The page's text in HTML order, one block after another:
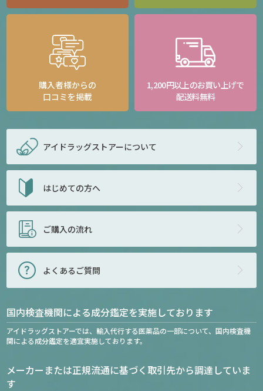
購入者様からの
口コミを掲載
1,200円以上のお買い上げで
配送料無料
アイドラッグストアーについて
はじめての方へ
ご購入の流れ
よくあるご質問
国内検査機関による成分鑑定を実施しております
アイドラッグストアーでは、輸入代行する医薬品の一部について、国内検査機
関による成分鑑定を適宜実施しております。
メーカーまたは正規流通に基づく取引先から調達していま
す